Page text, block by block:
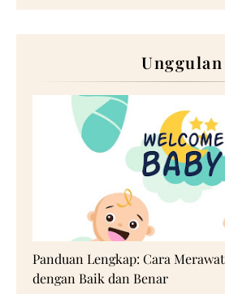
Unggulan
Panduan Lengkap: Cara
dengan Baik dan Benar